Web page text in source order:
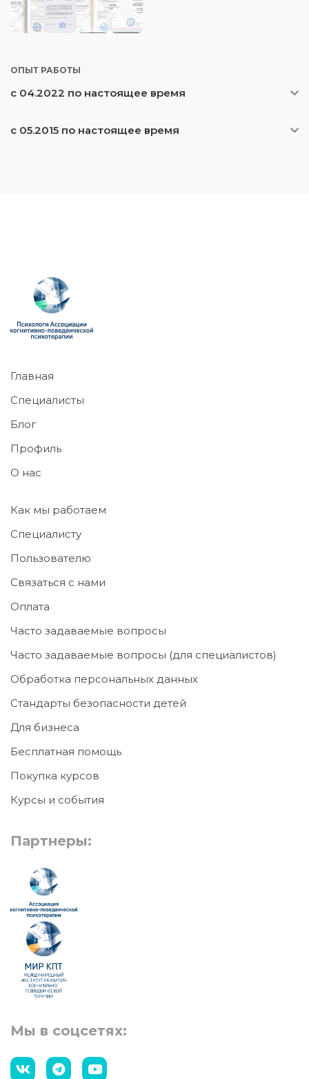
ОПЫТ РАБОТЫ
с 04.2022 по настоящее время
с 05.2015 по настоящее время
Главная
Специалисты
Блог
Профиль
О нас
Как мы работаем
Специалисту
Пользователю
Связаться с нами
Оплата
Часто задаваемые вопросы
Часто задаваемые вопросы (для специалистов)
Обработка персональных данных
Стандарты безопасности детей
Для бизнеса
Бесплатная помощь
Покупка курсов
Курсы и события
Партнеры:
Мы в соцсетях: